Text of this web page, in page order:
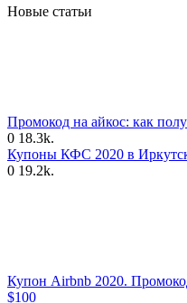
Новые статьи
Промокод на айкос: как
0 18.3k.
Купоны КФС 2020 в
0 19.2k.
Купон Airbnb 2020.
$100